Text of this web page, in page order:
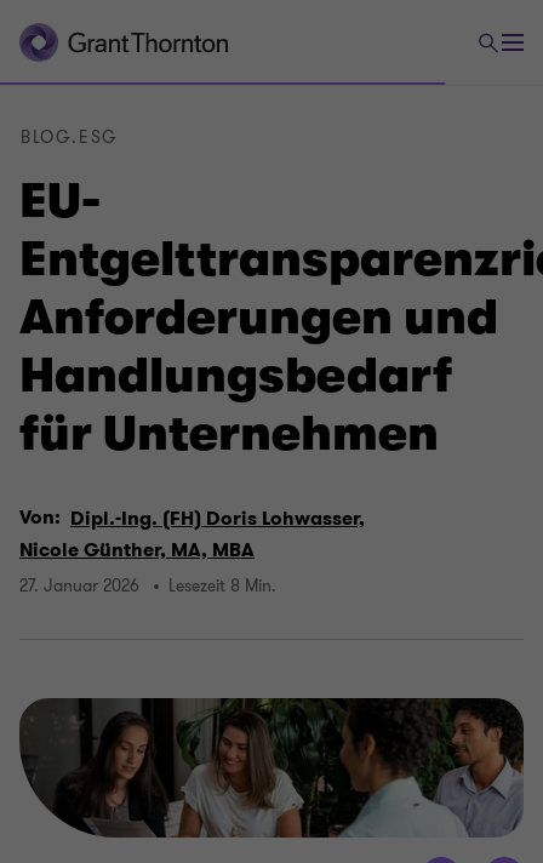
EU-
Anforderungen und
Handlungsbedarf
für Unternehmen
BLOG.ESG
Von: Dipl.-Ing. (FH) Doris Lohwasser,
Nicole Günther, MA, MBA
27. Januar 2026 Lesezeit 8 Min.